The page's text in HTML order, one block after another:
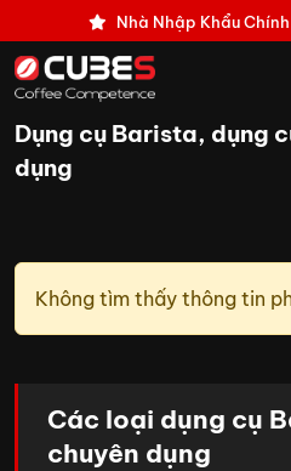
Nhà Nhập Khẩu
Dụng cụ Barista, dụng
dụng
Không tìm thấy thông tin
Các loại dụng cụ
chuyên dụng